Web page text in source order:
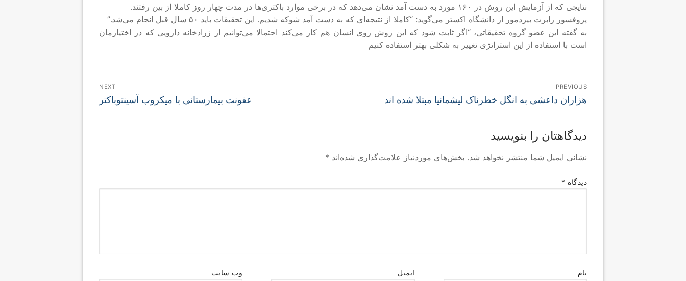
نتایجی که از آزمایش این روش در ۱۶۰ مورد به دست آمد نشان می‌دهد که در برخی موارد باکتری‌ها در مدت چهار روز کاملا از بین رفتند.
پروفسور رابرت بیردمور از دانشگاه اکستر می‌گوید: “کاملا از نتیجه‌ای که به دست آمد شوکه شدیم. این تحقیقات باید ۵۰ سال قبل انجام می‌شد.”
به گفته این عضو گروه تحقیقاتی، “اگر ثابت شود که این روش روی انسان هم کار می‌کند احتمالا می‌توانیم از زرادخانه دارویی که در اختیارمان
است با استفاده از این استراتژی تغییر به شکلی بهتر استفاده کنیم
راهبری
نوشته
PREVIOUS
Previous
هزاران داعشی به انگل خطرناک لیشمانیا مبتلا شده اند
NEXT
Next
عفونت بیمارستانی با میکروب آسینتوباکتر
دیدگاهتان را بنویسید
نشانی ایمیل شما منتشر نخواهد شد. بخش‌های موردنیاز علامت‌گذاری شده‌اند *
دیدگاه *
نام ایمیل وب‌ سایت